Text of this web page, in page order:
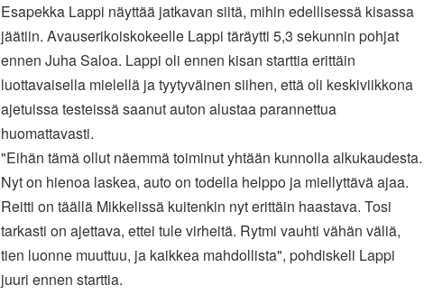
Esapekka Lappi näyttää jatkavan siitä, mihin edellisessä kisassa
jäätiin. Avauserikoiskokeelle Lappi täräytti 5,3 sekunnin pohjat
ennen Juha Saloa. Lappi oli ennen kisan starttia erittäin
luottavaisella mielellä ja tyytyväinen siihen, että oli keskiviikkona
ajetuissa testeissä saanut auton alustaa parannettua
huomattavasti.
"Eihän tämä ollut näemmä toiminut yhtään kunnolla alkukaudesta.
Nyt on hienoa laskea, auto on todella helppo ja miellyttävä ajaa.
Reitti on täällä Mikkelissä kuitenkin nyt erittäin haastava. Tosi
tarkasti on ajettava, ettei tule virheitä. Rytmi vauhti vähän väliä,
tien luonne muuttuu, ja kaikkea mahdollista", pohdiskeli Lappi
juuri ennen starttia.